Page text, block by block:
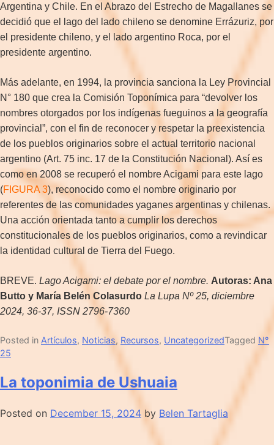
Argentina y Chile. En el Abrazo del Estrecho de Magallanes se
decidió que el lago del lado chileno se denomine Errázuriz, por
el presidente chileno, y el lado argentino Roca, por el
presidente argentino.
Más adelante, en 1994, la provincia sanciona la Ley Provincial
N° 180 que crea la Comisión Toponímica para “devolver los
nombres otorgados por los indígenas fueguinos a la geografía
provincial”, con el fin de reconocer y respetar la preexistencia
de los pueblos originarios sobre el actual territorio nacional
argentino (Art. 75 inc. 17 de la Constitución Nacional). Así es
como en 2008 se recuperó el nombre Acigami para este lago
(FIGURA 3), reconocido como el nombre originario por
referentes de las comunidades yaganes argentinas y chilenas.
Una acción orientada tanto a cumplir los derechos
constitucionales de los pueblos originarios, como a revindicar
la identidad cultural de Tierra del Fuego.
BREVE. Lago Acigami: el debate por el nombre. Autoras: Ana
Butto y María Belén Colasurdo La Lupa Nº 25, diciembre
2024, 36-37, ISSN 2796-7360
Posted in Artículos, Noticias, Recursos, UncategorizedTagged N°
25
La toponimia de Ushuaia
Posted on December 15, 2024 by Belen Tartaglia